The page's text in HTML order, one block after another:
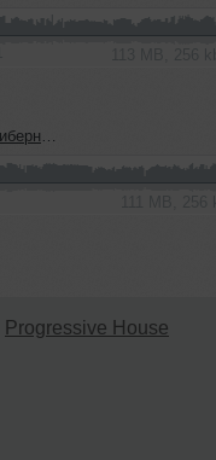
(08.07.2026)
Progressive House